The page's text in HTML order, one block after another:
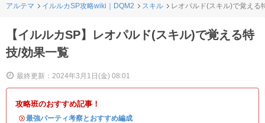
アルテマ イルルカSP攻略wiki｜DQM2 スキル レオパルド(スキル)で覚える
【イルルカSP】レオパルド(スキル)で覚える特
技/効果一覧
最終更新：2024年3月1日(金) 08:01
攻略班のおすすめ記事！
・最強パーティ考察とおすすめ編成